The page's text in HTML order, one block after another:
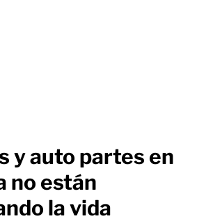
y auto partes en
no están
la vida